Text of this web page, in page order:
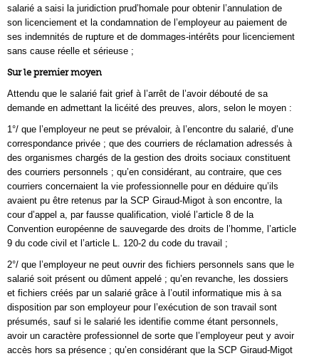
salarié a saisi la juridiction prud’homale pour obtenir l’annulation de
son licenciement et la condamnation de l’employeur au paiement de
ses indemnités de rupture et de dommages-intérêts pour licenciement
sans cause réelle et sérieuse ;
Sur le premier moyen
Attendu que le salarié fait grief à l’arrêt de l’avoir débouté de sa
demande en admettant la licéité des preuves, alors, selon le moyen :
1°/ que l’employeur ne peut se prévaloir, à l’encontre du salarié, d’une
correspondance privée ; que des courriers de réclamation adressés à
des organismes chargés de la gestion des droits sociaux constituent
des courriers personnels ; qu’en considérant, au contraire, que ces
courriers concernaient la vie professionnelle pour en déduire qu’ils
avaient pu être retenus par la SCP Giraud-Migot à son encontre, la
cour d’appel a, par fausse qualification, violé l’article 8 de la
Convention européenne de sauvegarde des droits de l’homme, l’article
9 du code civil et l’article L. 120-2 du code du travail ;
2°/ que l’employeur ne peut ouvrir des fichiers personnels sans que le
salarié soit présent ou dûment appelé ; qu’en revanche, les dossiers
et fichiers créés par un salarié grâce à l’outil informatique mis à sa
disposition par son employeur pour l’exécution de son travail sont
présumés, sauf si le salarié les identifie comme étant personnels,
avoir un caractère professionnel de sorte que l’employeur peut y avoir
accès hors sa présence ; qu’en considérant que la SCP Giraud-Migot